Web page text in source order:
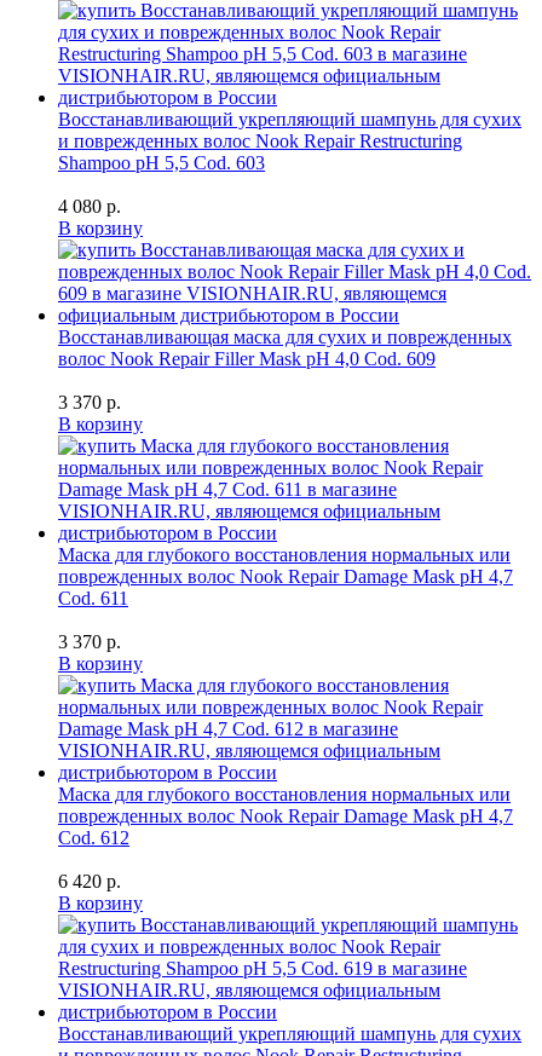
Восстанавливающий укрепляющий шампунь для сухих
и поврежденных волос Nook Repair Restructuring
Shampoo pH 5,5 Cod. 603
4 080 р.
В корзину
Восстанавливающая маска для сухих и поврежденных
волос Nook Repair Filler Mask pH 4,0 Cod. 609
3 370 р.
В корзину
Маска для глубокого восстановления нормальных или
поврежденных волос Nook Repair Damage Mask pH 4,7
Cod. 611
3 370 р.
В корзину
Маска для глубокого восстановления нормальных или
поврежденных волос Nook Repair Damage Mask pH 4,7
Cod. 612
6 420 р.
В корзину
Восстанавливающий укрепляющий шампунь для сухих